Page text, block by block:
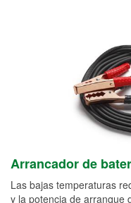
Arrancador de
Las bajas temperaturas
y la potencia de arranque